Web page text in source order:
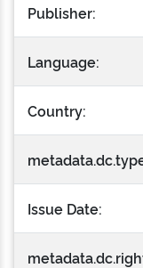
Publisher:
Language:
Country:
Issue Date: